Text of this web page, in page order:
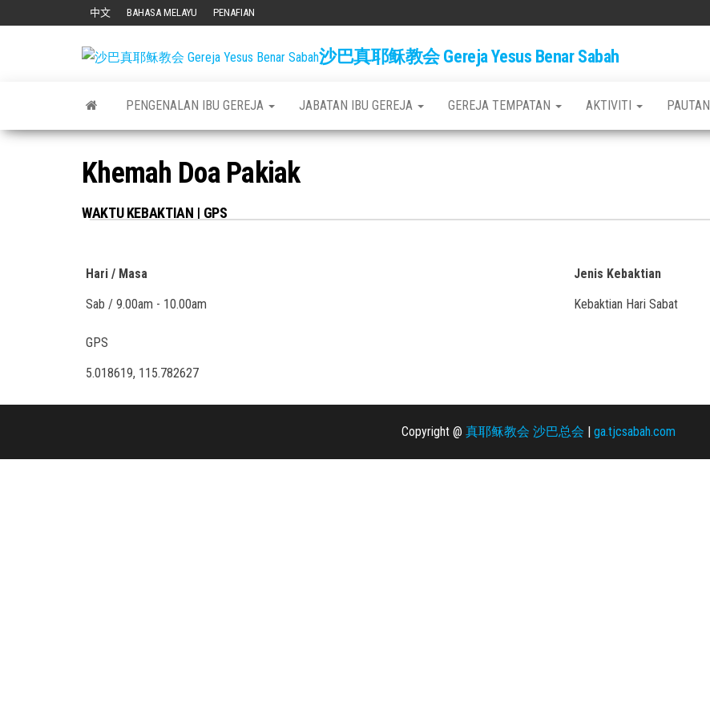
中文 BAHASA MELAYU PENAFIAN
沙巴真耶稣教会 Gereja Yesus Benar Sabah
PENGENALAN IBU GEREJA JABATAN IBU GEREJA GEREJA TEMPATAN AKTIVITI PAUTAN
Khemah Doa Pakiak
WAKTU KEBAKTIAN | GPS
Hari / Masa
Jenis Kebaktian
Sab / 9.00am - 10.00am
Kebaktian Hari Sabat
GPS
5.018619, 115.782627
Copyright @ 真耶稣教会 沙巴总会 | ga.tjcsabah.com